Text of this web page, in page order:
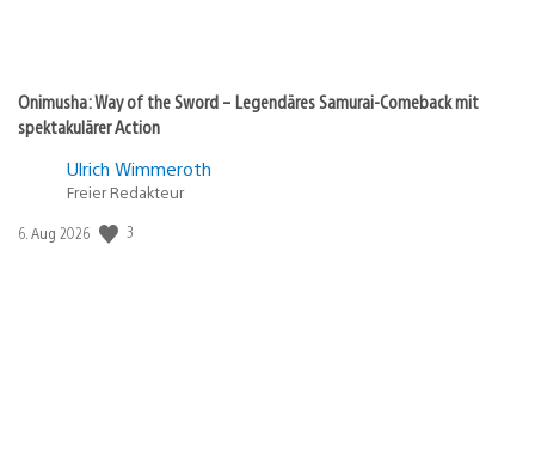
Onimusha: Way of the Sword – Legendäres Samurai-Comeback mit
spektakulärer Action
Ulrich Wimmeroth
Freier Redakteur
Veröffentlichungsdatum:
6. Aug 2026 3